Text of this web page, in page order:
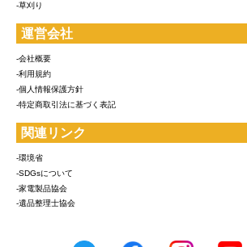
-草刈り
運営会社
-会社概要
-利用規約
-個人情報保護方針
-特定商取引法に基づく表記
関連リンク
-環境省
-SDGsについて
-家電製品協会
-遺品整理士協会